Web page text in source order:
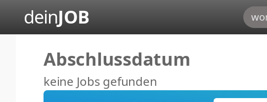
deinJOB
Abschlussdatum
keine Jobs gefunden